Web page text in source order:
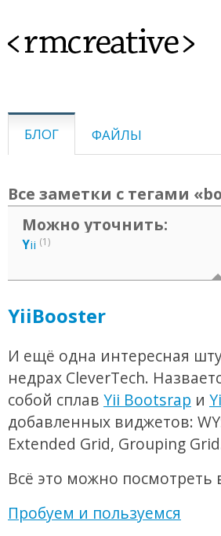
<rmcreative>
БЛОГ ФАЙЛЫ
Все заметки с тегами
Можно уточнить:
Yii (1)
YiiBooster
И ещё одна интересная
недрах CleverTech.
собой сплав Yii Bootsrap и
добавленных виджетов:
Extended Grid, Grouping
Всё это можно посмотреть
Пробуем и пользуемся